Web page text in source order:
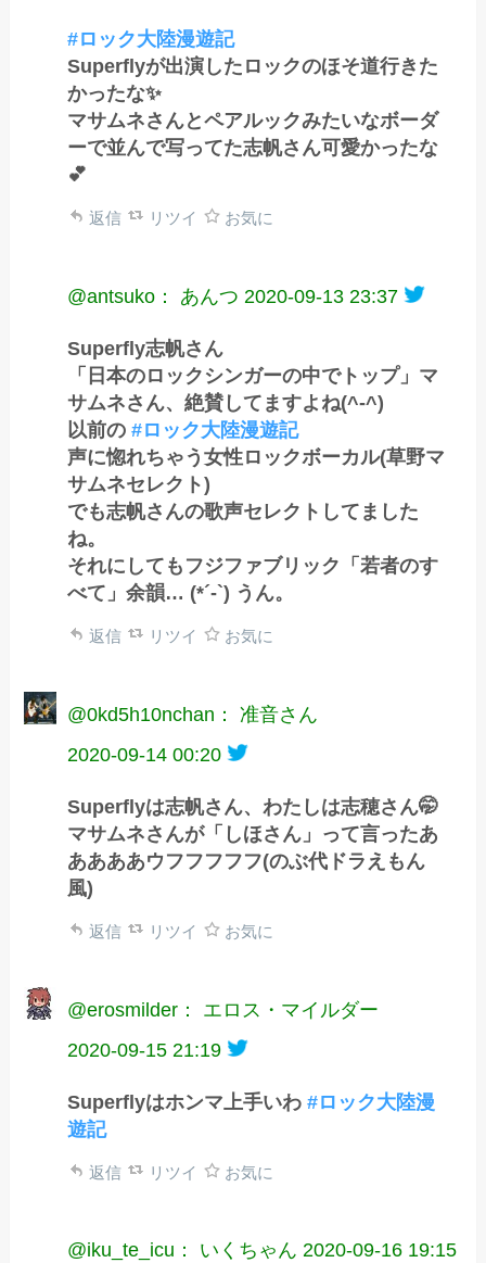
#ロック大陸漫遊記
Superflyが出演したロックのほそ道行きた
かったな✨
マサムネさんとペアルックみたいなボーダ
ーで並んで写ってた志帆さん可愛かったな
💕
返信 リツイ お気に
@antsuko： あんつ 2020-09-13 23:37
Superfly志帆さん
「日本のロックシンガーの中でトップ」マ
サムネさん、絶賛してますよね(^-^)
以前の#ロック大陸漫遊記
声に惚れちゃう女性ロックボーカル(草野マ
サムネセレクト)
でも志帆さんの歌声セレクトしてました
ね。
それにしてもフジファブリック「若者のす
べて」余韻… (*´-`) うん。
返信 リツイ お気に
@0kd5h10nchan： 准音さん
2020-09-14 00:20
Superflyは志帆さん、わたしは志穂さん🤭
マサムネさんが「しほさん」って言ったあ
ああああウフフフフフ(のぶ代ドラえもん
風)
返信 リツイ お気に
@erosmilder： エロス・マイルダー
2020-09-15 21:19
Superflyはホンマ上手いわ#ロック大陸漫
遊記
返信 リツイ お気に
@iku_te_icu： いくちゃん 2020-09-16 19:15